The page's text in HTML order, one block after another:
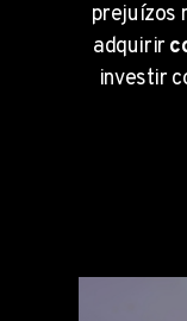
prejuízos
adquirir
investir